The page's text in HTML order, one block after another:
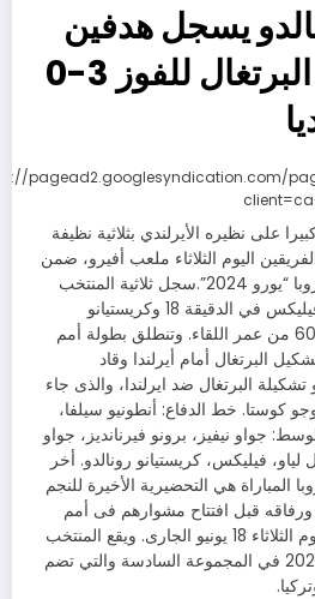
يسجل هدفين
ويقود منتخب البرتغال للفوز 3-0
pagead2.googlesyndication.com/
على نظيره الأيرلندي بثلاثية نظيفة
اليوم الثلاثاء ملعب أفيرو، ضمن
الاستعدادات لبطولة أمم أوروبا “يورو 2024”.سجل ثلاثية المنتخب
البرتغالي كل من ’18 جواو فيليكس في الدقيقة 18 وكريستيانو
رونالدو في الدقيقتين 50 و’60 من عمر اللقاء. وتنطلق بطولة أمم
الجاري.تشكيل البرتغال أمام أيرلندا وقاد
البرتغال ضد ايرلندا، والذى جاء
كوستا. خط الدفاع: أنطونيو سيلفا،
جواو نيفيز، برونو فيرنانديز، جواو
فيليكس، كريستيانو رونالدو. أخر
المباراة هي التحضيرية الأخيرة للنجم
ورفاقه قبل افتتاح مشوارهم فى أمم
أوروبا 2024 أمام التشيك يوم الثلاثاء 18 يونيو الجارى. ويقع المنتخب
البرتغالي في بطولة يورو 2024 في المجموعة السادسة والتي تضم